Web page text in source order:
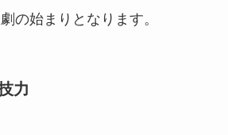
の始まりとなります。
力